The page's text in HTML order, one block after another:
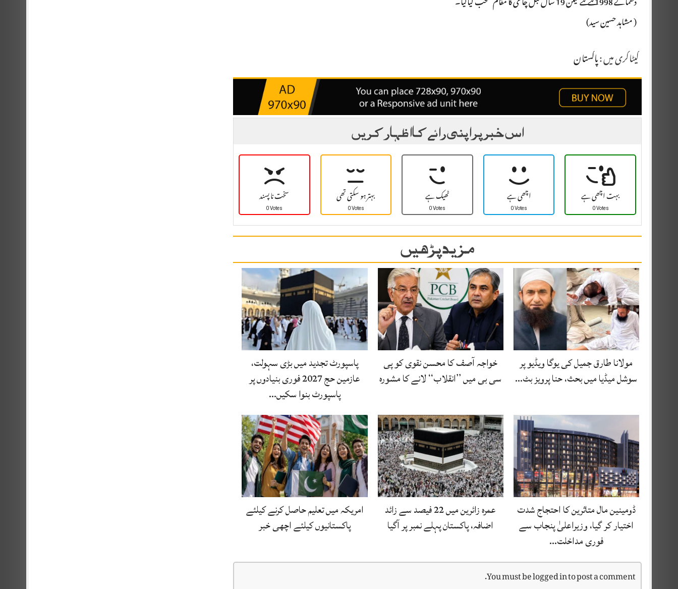
( مشاہد حسین سید)
کیٹاگری میں :پاکستان
اس خبر پر اپنی رائے کا اظہار کریں
سخت نا پسند
0 Votes بہتر ہو سکتی تھی
0 Votes ٹھیک ہے
0 Votes اچھی ہے
0 Votes بہت اچھی ہے
0 Votes
مزید پڑھیں
مولانا طارق جمیل کی یوگا ویڈیو پر
سوشل میڈیا میں بحث، حنا پرویز بٹ…
خواجہ آصف کا محسن نقوی کو پی
سی بی میں ’’انقلاب‘‘ لانے کا مشورہ
پاسپورٹ تجدید میں بڑی سہولت،
عازمین حج 2027 فوری بنیادوں پر
پاسپورٹ بنوا سکیں…
ڈومینین مال متاثرین کا احتجاج شدت
اختیار کر گیا، وزیراعلیٰ پنجاب سے
فوری مداخلت…
عمرہ زائرین میں 22 فیصد سے زائد
اضافہ، پاکستان پہلے نمبر پر آگیا
امریکہ میں تعلیم حاصل کرنے کیلئے
پاکستانیوں کیلئے اچھی خبر
You must belogged into post a comment.